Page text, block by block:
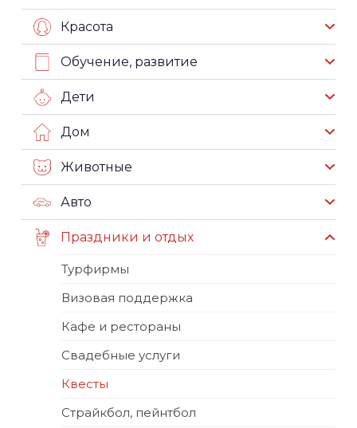
Красота
Обучение, развитие
Дети
Дом
Животные
Авто
Праздники и отдых
Турфирмы
Визовая поддержка
Кафе и рестораны
Свадебные услуги
Квесты
Страйкбол, пейнтбол